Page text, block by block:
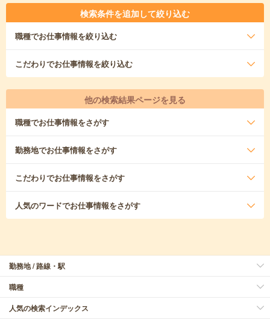
検索条件を追加して絞り込む
職種でお仕事情報を絞り込む
こだわりでお仕事情報を絞り込む
他の検索結果ページを見る
職種でお仕事情報をさがす
勤務地でお仕事情報をさがす
こだわりでお仕事情報をさがす
人気のワードでお仕事情報をさがす
勤務地 / 路線・駅
職種
人気の検索インデックス